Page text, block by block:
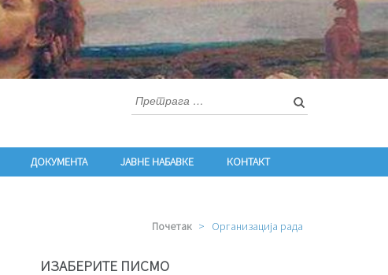
Претрага
за:
ДОКУМЕНТА ЈАВНЕ НАБАВКЕ КОНТАКТ
Почетак > Организација рада
ИЗАБЕРИТЕ ПИСМО